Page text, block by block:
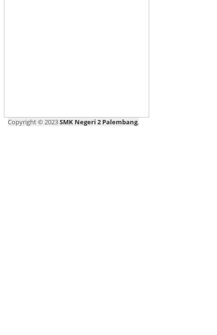
Copyright © 2023SMK Negeri 2 Palembang.